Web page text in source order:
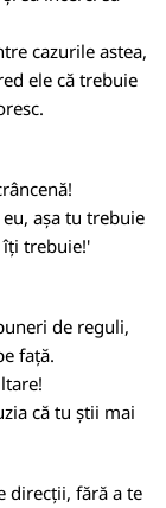
cazurile astea,
ele că trebuie
așa tu trebuie
îți trebuie!'
de reguli,
față.
că tu știi mai
direcții, fără a te